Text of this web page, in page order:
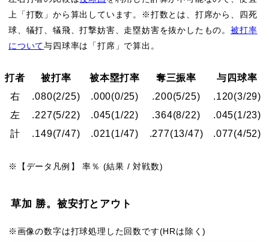
上「打数」から算出しています。※打数とは、打席から、四死
球、犠打、犠飛、打撃妨害、走塁妨害を抜かしたもの。被打率
について与四球率は「打席」で算出。
打者 被打率 被本塁打率 奪三振率
与四球率
右
.080(2/25) .000(0/25) .200(5/25) .120(3/29)
左
.227(5/22) .045(1/22) .364(8/22) .045(1/23)
計
.149(7/47) .021(1/47) .277(13/47) .077(4/52)
※【データ凡例】 率％ (結果 / 対戦数)
草加 勝。被安打とアウト
※画像の数字は打球処理した回数です(HRは除く)